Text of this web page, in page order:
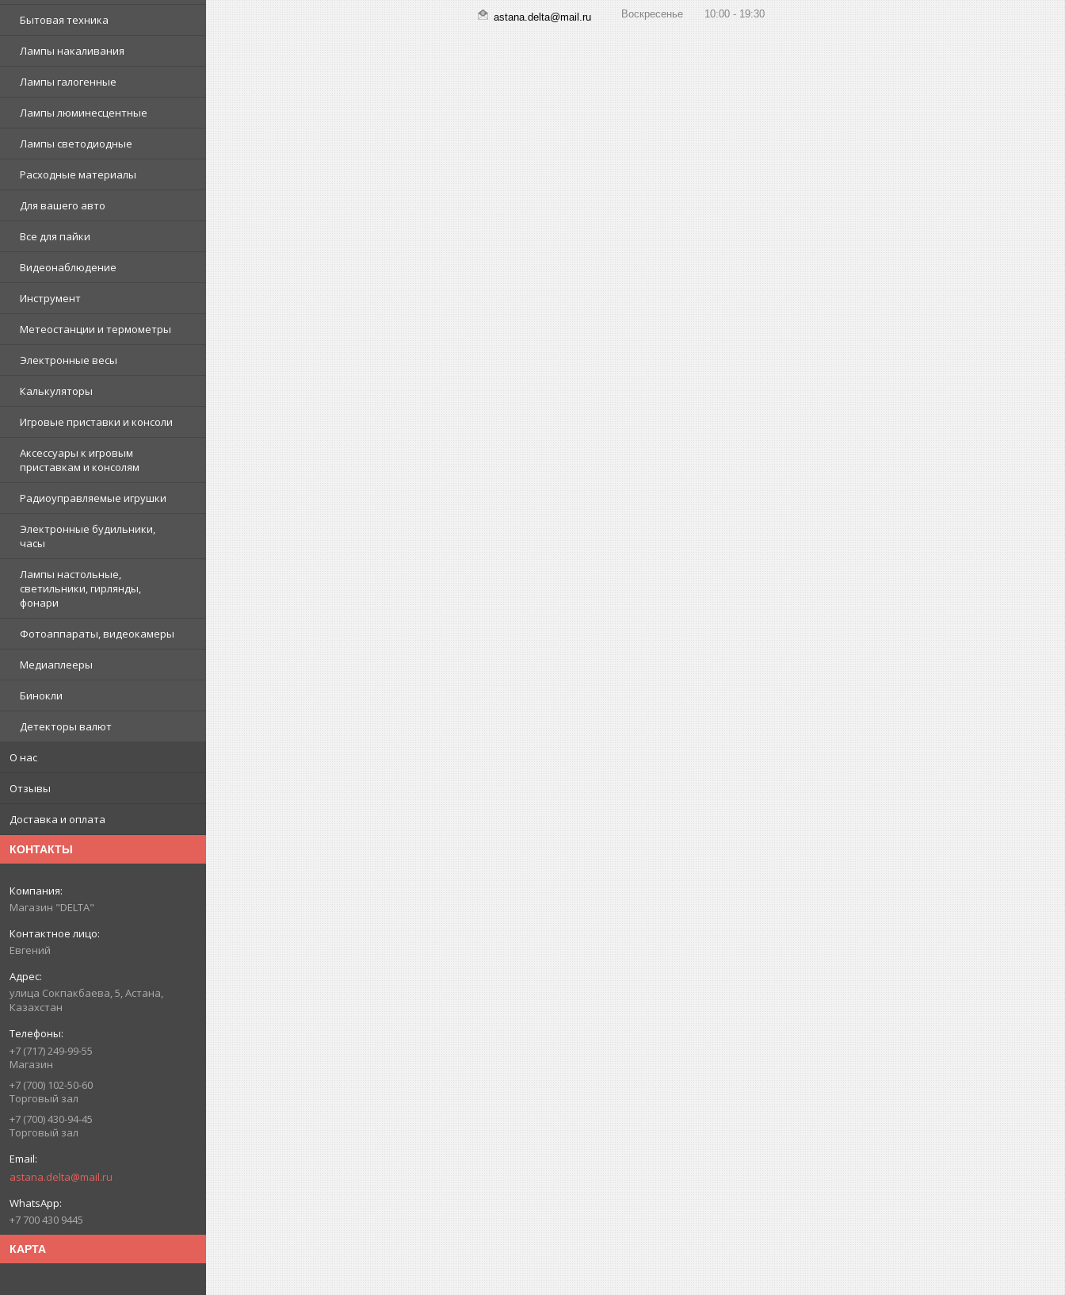
Бытовая техника
Лампы накаливания
Лампы галогенные
Лампы люминесцентные
Лампы светодиодные
Расходные материалы
Для вашего авто
Все для пайки
Видеонаблюдение
Инструмент
Метеостанции и термометры
Электронные весы
Калькуляторы
Игровые приставки и консоли
Аксессуары к игровым
приставкам и консолям
Радиоуправляемые игрушки
Электронные будильники,
часы
Лампы настольные,
светильники, гирлянды,
фонари
Фотоаппараты, видеокамеры
Медиаплееры
Бинокли
Детекторы валют
О нас
Отзывы
Доставка и оплата
КОНТАКТЫ
Магазин "DELTA"
Евгений
улица Сокпакбаева, 5, Астана,
Казахстан
+7 (717) 249-99-55
Магазин
+7 (700) 102-50-60
Торговый зал
+7 (700) 430-94-45
Торговый зал
astana.delta@mail.ru
+7 700 430 9445
КАРТА
astana.delta@mail.ru
Воскресенье
10:00 19:30